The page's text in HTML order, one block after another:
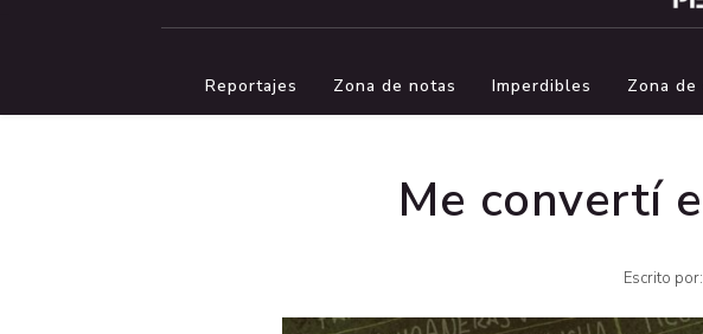
Reportajes Zona de notas Imperdibles Zona de
Me convertí
Escrito por: